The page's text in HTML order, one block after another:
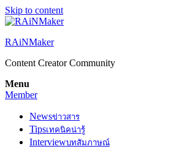
Skip to content
RAiNMaker
Content Creator Community
Menu
Member
Newsข่าวสาร
Tipsเทคนิคน่ารู้
Interviewบทสัมภาษณ์